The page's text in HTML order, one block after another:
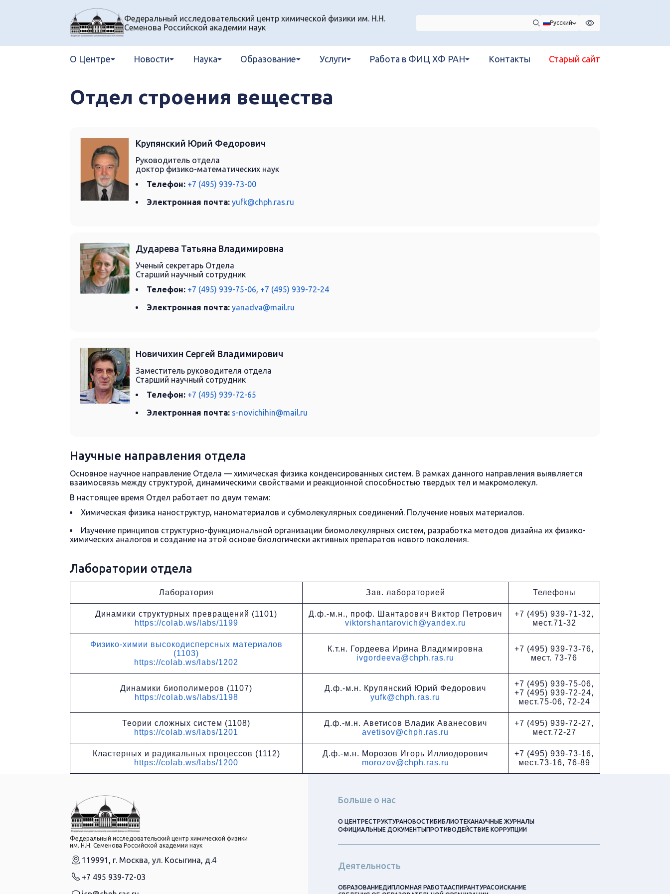
Федеральный исследовательский центр химической физики им. Н.Н.
Семенова Российской академии наук
Русский
О Центре Новости Наука Образование Услуги Работа в ФИЦ ХФ РАН Контакты Старый сайт
Отдел строения вещества
Крупянский Юрий Федорович
Руководитель отдела
доктор физико-математических наук
Телефон: +7 (495) 939-73-00
Электронная почта: yufk@chph.ras.ru
Дударева Татьяна Владимировна
Ученый секретарь Отдела
Старший научный сотрудник
Телефон: +7 (495) 939-75-06, +7 (495) 939-72-24
Электронная почта: yanadva@mail.ru
Новичихин Сергей Владимирович
Заместитель руководителя отдела
Старший научный сотрудник
Телефон: +7 (495) 939-72-65
Электронная почта: s-novichihin@mail.ru
Научные направления отдела
Основное научное направление Отдела — химическая физика конденсированных систем. В рамках данного направления выявляется
взаимосвязь между структурой, динамическими свойствами и реакционной способностью твердых тел и макромолекул.
В настоящее время Отдел работает по двум темам:
Химическая физика наноструктур, наноматериалов и субмолекулярных соединений. Получение новых материалов.
Изучение принципов структурно-функциональной организации биомолекулярных систем, разработка методов дизайна их физико-
химических аналогов и создание на этой основе биологически активных препаратов нового поколения.
Лаборатории отдела
Лаборатория Зав. лабораторией Телефоны
Динамики структурных превращений (1101)
https://colab.ws/labs/1199
Д.ф.-м.н., проф. Шантарович Виктор Петрович
viktorshantarovich@yandex.ru
+7 (495) 939-71-32,
мест.71-32
Физико-химии высокодисперсных материалов
(1103)
https://colab.ws/labs/1202
К.т.н. Гордеева Ирина Владимировна
ivgordeeva@chph.ras.ru
+7 (495) 939-73-76,
мест. 73-76
Динамики биополимеров (1107)
https://colab.ws/labs/1198
Д.ф.-м.н. Крупянский Юрий Федорович
yufk@chph.ras.ru
+7 (495) 939-75-06,
+7 (495) 939-72-24,
мест.75-06, 72-24
Теории сложных систем (1108)
https://colab.ws/labs/1201
Д.ф.-м.н. Аветисов Владик Аванесович
avetisov@chph.ras.ru
+7 (495) 939-72-27,
мест.72-27
Кластерных и радикальных процессов (1112)
https://colab.ws/labs/1200
Д.ф.-м.н. Морозов Игорь Иллиодорович
morozov@chph.ras.ru
+7 (495) 939-73-16,
мест.73-16, 76-89
Федеральный исследовательский центр химической физики
им. Н.Н. Семенова Российской академии наук
119991, г. Москва, ул. Косыгина, д.4
+7 495 939-72-03
Больше о нас
О ЦЕНТРЕСТРУКТУРАНОВОСТИБИБЛИОТЕКАНАУЧНЫЕ ЖУРНАЛЫ
ОФИЦИАЛЬНЫЕ ДОКУМЕНТЫПРОТИВОДЕЙСТВИЕ КОРРУПЦИИ
Деятельность
ОБРАЗОВАНИЕДИПЛОМНАЯ РАБОТААСПИРАНТУРАСОИСКАНИЕ